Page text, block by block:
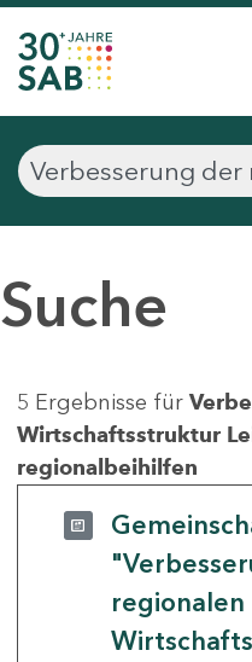
Suche
5 Ergebnisse für
Wirtschaftsstruktur
regionalbeihilfen
regionalen